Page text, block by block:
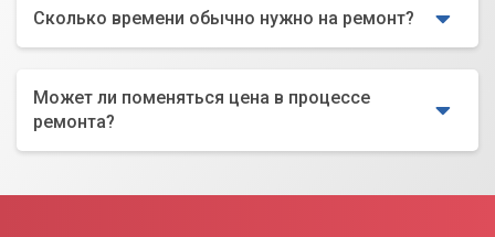
Сколько времени обычно нужно на ремонт?
Может ли поменяться цена в процессе
ремонта?